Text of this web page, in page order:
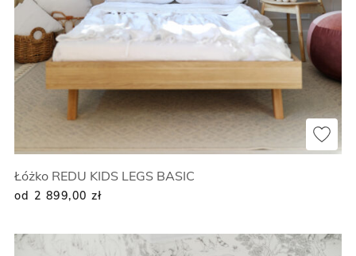
Łóżko REDU KIDS LEGS BASIC
od 2 899,00 zł